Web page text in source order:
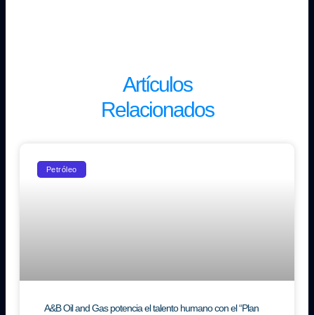
Artículos
Relacionados
Petróleo
A&B Oil and Gas potencia el talento humano con el “Plan